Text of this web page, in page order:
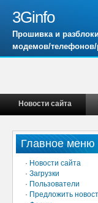
3Ginfo
Прошивка и
модемов/
Новости сайта
Главное меню
· Новости сайта
· Загрузки
· Пользователи
· Предложить